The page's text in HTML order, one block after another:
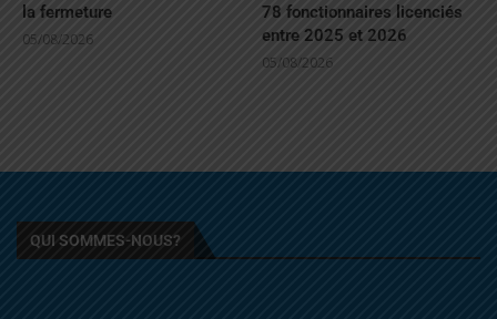
la fermeture
05/08/2026
78 fonctionnaires licenciés
entre 2025 et 2026
05/08/2026
QUI SOMMES-NOUS?